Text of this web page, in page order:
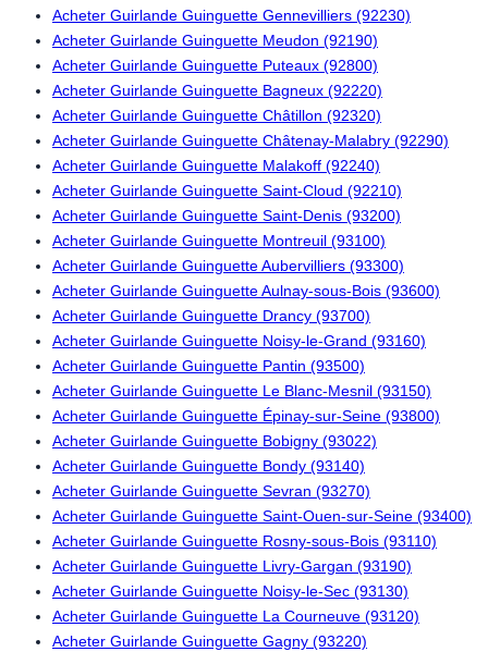
Acheter Guirlande Guinguette Gennevilliers (92230)
Acheter Guirlande Guinguette Meudon (92190)
Acheter Guirlande Guinguette Puteaux (92800)
Acheter Guirlande Guinguette Bagneux (92220)
Acheter Guirlande Guinguette Châtillon (92320)
Acheter Guirlande Guinguette Châtenay-Malabry (92290)
Acheter Guirlande Guinguette Malakoff (92240)
Acheter Guirlande Guinguette Saint-Cloud (92210)
Acheter Guirlande Guinguette Saint-Denis (93200)
Acheter Guirlande Guinguette Montreuil (93100)
Acheter Guirlande Guinguette Aubervilliers (93300)
Acheter Guirlande Guinguette Aulnay-sous-Bois (93600)
Acheter Guirlande Guinguette Drancy (93700)
Acheter Guirlande Guinguette Noisy-le-Grand (93160)
Acheter Guirlande Guinguette Pantin (93500)
Acheter Guirlande Guinguette Le Blanc-Mesnil (93150)
Acheter Guirlande Guinguette Épinay-sur-Seine (93800)
Acheter Guirlande Guinguette Bobigny (93022)
Acheter Guirlande Guinguette Bondy (93140)
Acheter Guirlande Guinguette Sevran (93270)
Acheter Guirlande Guinguette Saint-Ouen-sur-Seine (93400)
Acheter Guirlande Guinguette Rosny-sous-Bois (93110)
Acheter Guirlande Guinguette Livry-Gargan (93190)
Acheter Guirlande Guinguette Noisy-le-Sec (93130)
Acheter Guirlande Guinguette La Courneuve (93120)
Acheter Guirlande Guinguette Gagny (93220)